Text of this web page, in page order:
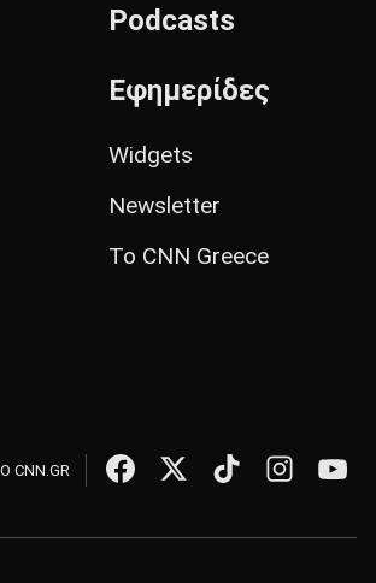
Podcasts
Εφημερίδες
Widgets
Newsletter
Το CNN Greece
CNN.GR